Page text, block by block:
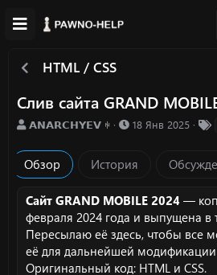
HTML / CSS
Слив сайта GRAND
А
т
о
р
𝗔𝗡𝗔𝗥𝗖𝗛𝗬𝗘𝗩 ꑭ
Д
а
о
д
а
н
и
18 Янв 2025
Обзор История
Сайт GRAND MOBILE 2024 —
февраля 2024 года и выпущена в
Пересылаю её здесь, чтобы все
её для дальнейшей
Оригинальный код: HTML и CSS.